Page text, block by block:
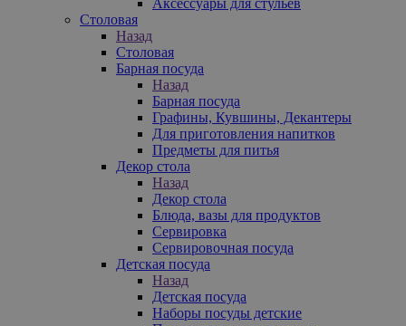
Столовая
Назад
Столовая
Барная посуда
Назад
Барная посуда
Графины, Кувшины, Декантеры
Для приготовления напитков
Предметы для питья
Декор стола
Назад
Декор стола
Блюда, вазы для продуктов
Сервировка
Сервировочная посуда
Детская посуда
Назад
Детская посуда
Наборы посуды детские